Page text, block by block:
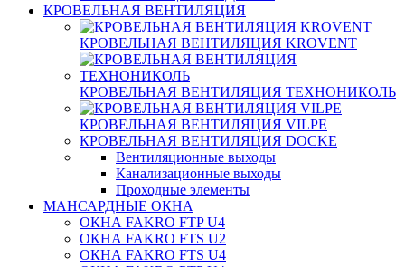
КРОВЕЛЬНАЯ ВЕНТИЛЯЦИЯ
КРОВЕЛЬНАЯ ВЕНТИЛЯЦИЯ KROVENT
КРОВЕЛЬНАЯ ВЕНТИЛЯЦИЯ ТЕХНОНИКОЛЬ
КРОВЕЛЬНАЯ ВЕНТИЛЯЦИЯ VILPE
КРОВЕЛЬНАЯ ВЕНТИЛЯЦИЯ DOCKE
Вентиляционные выходы
Канализационные выходы
Проходные элементы
МАНСАРДНЫЕ ОКНА
ОКНА FAKRO FTP U4
ОКНА FAKRO FTS U2
ОКНА FAKRO FTS U4